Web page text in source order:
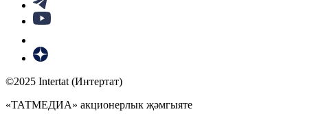
©2025 Intertat (Интертат)
«ТАТМЕДИА» акционерлык җәмгыяте